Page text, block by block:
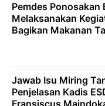
Pemdes Ponosakan
Melaksanakan
Bagikan Makanan
Jawab Isu Miring
Penjelasan Kadis